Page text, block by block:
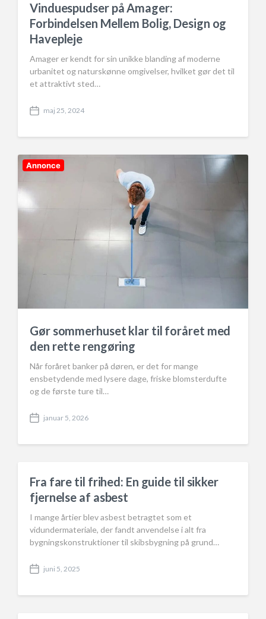
Vinduespudser på Amager:
Forbindelsen Mellem Bolig, Design og
Havepleje
Amager er kendt for sin unikke blanding af moderne
urbanitet og naturskønne omgivelser, hvilket gør det til
et attraktivt sted…
P
s
d
a
e
maj 25, 2024
Annonce
Gør sommerhuset klar til foråret med
den rette rengøring
Når foråret banker på døren, er det for mange
ensbetydende med lysere dage, friske blomsterdufte
og de første ture til…
P
s
a
t
e
januar 5, 2026
Fra fare til frihed: En guide til sikker
fjernelse af asbest
I mange årtier blev asbest betragtet som et
vidundermateriale, der fandt anvendelse i alt fra
bygningskonstruktioner til skibsbygning på grund…
P
s
juni 5, 2025